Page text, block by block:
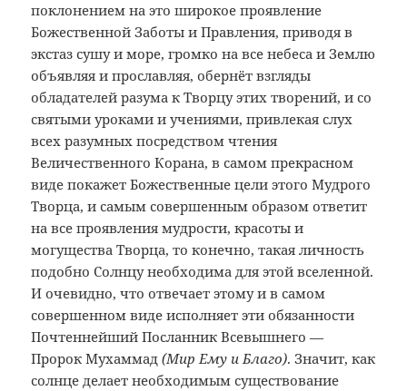
поклонением на это широкое проявление
Божественной Заботы и Правления, приводя в
экстаз сушу и море, громко на все небеса и Землю
объявляя и прославляя, обернёт взгляды
обладателей разума к Творцу этих творений, и со
святыми уроками и учениями, привлекая слух
всех разумных посредством чтения
Величественного Корана, в самом прекрасном
виде покажет Божественные цели этого Мудрого
Творца, и самым совершенным образом ответит
на все проявления мудрости, красоты и
могущества Творца, то конечно, такая личность
подобно Солнцу необходима для этой вселенной.
И очевидно, что отвечает этому и в самом
совершенном виде исполняет эти обязанности
Почтеннейший Посланник Всевышнего —
Пророк Мухаммад(Мир Ему и Благо). Значит, как
солнце делает необходимым существование